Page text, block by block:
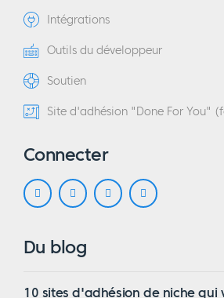
Intégrations
Outils du développeur
Soutien
Site d'adhésion "Done For You"
Connecter
Du blog
10 sites d'adhésion de niche qui